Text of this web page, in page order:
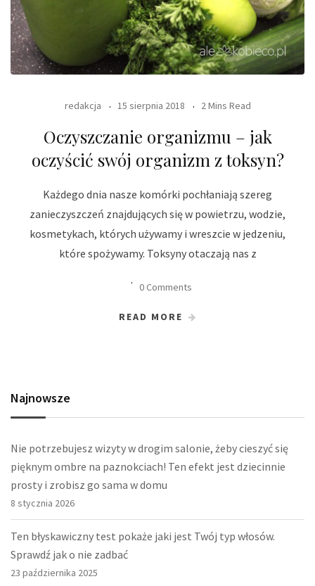
redakcja 15 sierpnia 2018 2 Mins Read
Oczyszczanie organizmu – jak
oczyścić swój organizm z toksyn?
Każdego dnia nasze komórki pochłaniają szereg
zanieczyszczeń znajdujących się w powietrzu, wodzie,
kosmetykach, których używamy i wreszcie w jedzeniu,
które spożywamy. Toksyny otaczają nas z
0 Comments
READ MORE
Najnowsze
Nie potrzebujesz wizyty w drogim salonie, żeby cieszyć się
pięknym ombre na paznokciach! Ten efekt jest dziecinnie
prosty i zrobisz go sama w domu
8 stycznia 2026
Ten błyskawiczny test pokaże jaki jest Twój typ włosów.
Sprawdź jak o nie zadbać
23 października 2025